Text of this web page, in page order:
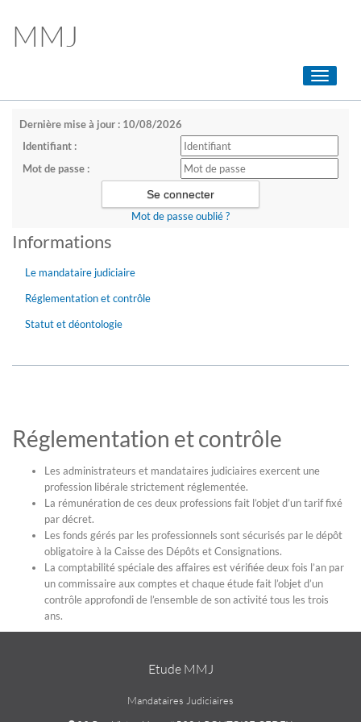
MMJ
Toggle
Dernière mise à jour : 10/08/2026
Identifiant :
Mot de passe :
Mot de passe oublié ?
Informations
Le mandataire judiciaire
Réglementation et contrôle
Statut et déontologie
Réglementation et contrôle
Les administrateurs et mandataires judiciaires exercent une
profession libérale strictement réglementée.
La rémunération de ces deux professions fait l’objet d’un tarif fixé
par décret.
Les fonds gérés par les professionnels sont sécurisés par le dépôt
obligatoire à la Caisse des Dépôts et Consignations.
La comptabilité spéciale des affaires est vérifiée deux fois l’an par
un commissaire aux comptes et chaque étude fait l’objet d’un
contrôle approfondi de l’ensemble de son activité tous les trois
ans.
Etude MMJ
Mandataires Judiciaires